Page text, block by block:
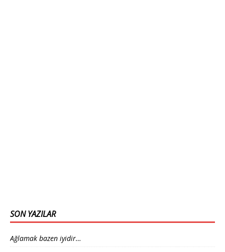
SON YAZILAR
Ağlamak bazen iyidir…